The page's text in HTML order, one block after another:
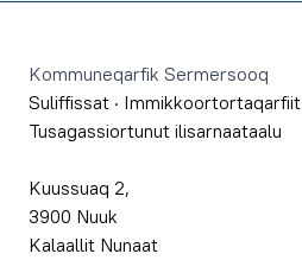
Kommuneqarfik Sermersooq
Suliffissat · Immikkoortortaqarfiit
Tusagassiortunut ilisarnaataalu
Kuussuaq 2,
3900 Nuuk
Kalaallit Nunaat